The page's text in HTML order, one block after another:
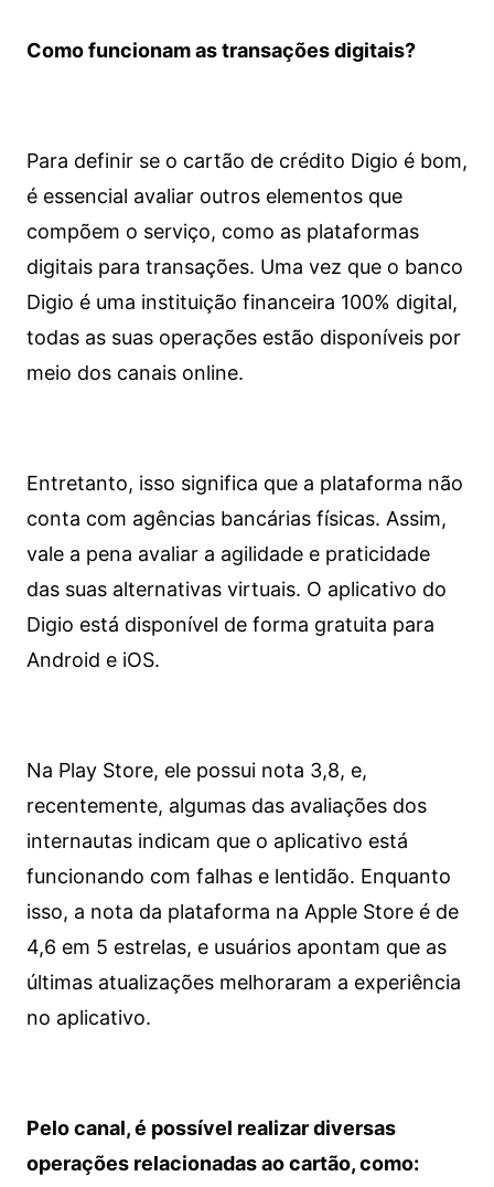
Como funcionam as transações digitais?
Para definir se o cartão de crédito Digio é bom,
é essencial avaliar outros elementos que
compõem o serviço, como as plataformas
digitais para transações. Uma vez que o banco
Digio é uma instituição financeira 100% digital,
todas as suas operações estão disponíveis por
meio dos canais online.
Entretanto, isso significa que a plataforma não
conta com agências bancárias físicas. Assim,
vale a pena avaliar a agilidade e praticidade
das suas alternativas virtuais. O aplicativo do
Digio está disponível de forma gratuita para
Android e iOS.
Na Play Store, ele possui nota 3,8, e,
recentemente, algumas das avaliações dos
internautas indicam que o aplicativo está
funcionando com falhas e lentidão. Enquanto
isso, a nota da plataforma na Apple Store é de
4,6 em 5 estrelas, e usuários apontam que as
últimas atualizações melhoraram a experiência
no aplicativo.
Pelo canal, é possível realizar diversas
operações relacionadas ao cartão, como: